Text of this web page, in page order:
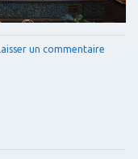
Laisser un commentaire